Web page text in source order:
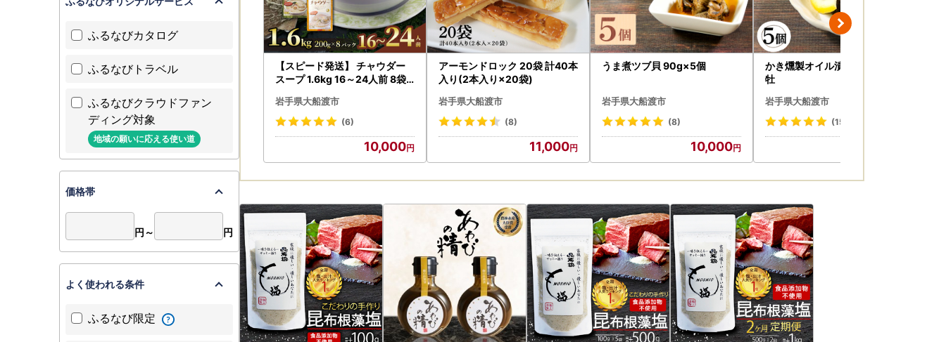
確認をお願いいたします。
■問い合わせについて■
メールでのお問い合わせが非常に多く、ご回答にお時間を要しております。誠に恐縮ではございますが、ご回答までに1週間ほど
お時間を頂く場合もございますのであらかじめご了承ください。また、お電話も大変混み合っておりご迷惑をおかけしております
が、何卒よろしくお願い申し上げます。
▼お問い合わせ先
電話：050-1730-1198（9:00～17:00 ※土日祝・年末年始を除く）
メール：ofunato@furusato-supports.com
【スピード発送】 チャウダー
スープ 1.6kg 16～24人前 8袋
岩手県大船渡市
(6)
10,000
アーモンドロック 20袋 計40本
入り(2本入り×20袋)
岩手県大船渡市
(8)
11,000
うま煮ツブ貝 90g×5個
岩手県大船渡市
(8)
10,000
かき燻製オイル漬 100g×5個
牡
岩手県大船渡市
(15)
ふるなびカタログ
ふるなびトラベル
ふるなびクラウドファン
ディング対象
地域の願いに応える使い道
価格帯
円～ 円
よく使われる条件
ふるなび限定